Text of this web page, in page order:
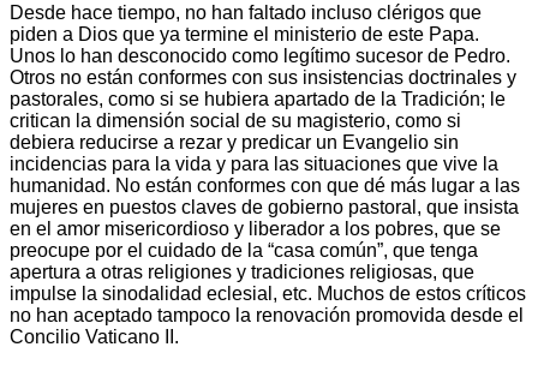
Desde hace tiempo, no han faltado incluso clérigos que
piden a Dios que ya termine el ministerio de este Papa.
Unos lo han desconocido como legítimo sucesor de Pedro.
Otros no están conformes con sus insistencias doctrinales y
pastorales, como si se hubiera apartado de la Tradición; le
critican la dimensión social de su magisterio, como si
debiera reducirse a rezar y predicar un Evangelio sin
incidencias para la vida y para las situaciones que vive la
humanidad. No están conformes con que dé más lugar a las
mujeres en puestos claves de gobierno pastoral, que insista
en el amor misericordioso y liberador a los pobres, que se
preocupe por el cuidado de la “casa común”, que tenga
apertura a otras religiones y tradiciones religiosas, que
impulse la sinodalidad eclesial, etc. Muchos de estos críticos
no han aceptado tampoco la renovación promovida desde el
Concilio Vaticano II.